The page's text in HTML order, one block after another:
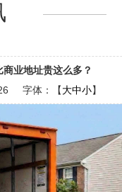
业地址贵这么多？
字体：【大中小】